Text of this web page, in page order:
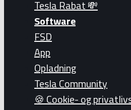
Tesla Rabat 💸
Software
FSD
App
Opladning
Tesla Community
🍪 Cookie- og